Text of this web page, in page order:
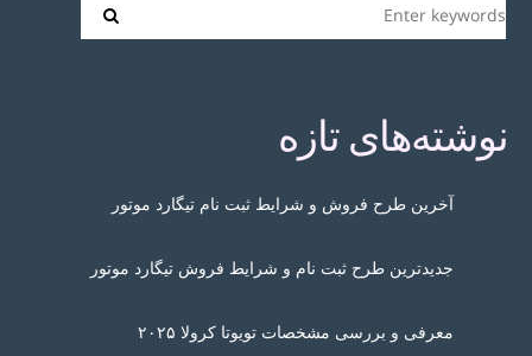
نوشته‌های تازه
آخرین طرح فروش و شرایط ثبت نام تیگارد موتور
جدیدترین طرح ثبت نام و شرایط فروش تیگارد موتور
معرفی و بررسی مشخصات تویوتا کرولا ۲۰۲۵